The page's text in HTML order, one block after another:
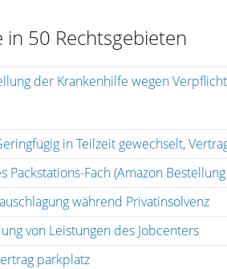
50 Rechtsgebieten
der Krankenhilfe wegen
in Teilzeit gewechselt,
Packstations-Fach (Amazon
während Privatinsolvenz
von Leistungen des Jobcenters
parkplatz